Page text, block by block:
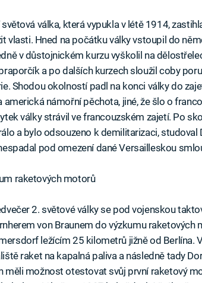
světová válka, která vypukla v létě 1914,
vlasti. Hned na počátku války vstoupil do
v důstojnickém kurzu vyškolil na
a po dalších kurzech sloužil coby
Shodou okolností padl na konci války do
americká námořní pěchota, jiné, že šlo o
války strávil ve francouzském zajetí. Po
a bylo odsouzeno k demilitarizaci, studoval
pod omezení dané Versailleskou
raketových motorů
2. světové války se pod vojenskou
von Braunem do výzkumu
ležícím 25 kilometrů jižně od Berlína.
raket na kapalná paliva a následně tady
měli možnost otestovat svůj první raketový